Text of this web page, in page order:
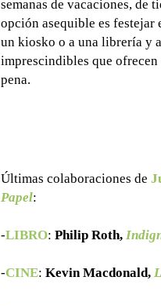
semanas de vacaciones, de
opción asequible es festejar
un kiosko o a una librería y
imprescindibles que ofrecen
pena.
Últimas colaboraciones de
Papel:
-LIBRO: Philip Roth,
-CINE: Kevin Macdonald,